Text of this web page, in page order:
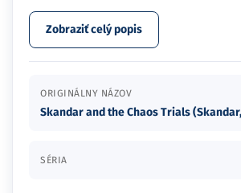
Zobraziť celý popis
ORIGINÁLNY NÁZOV
Skandar and the Chaos Trials
SÉRIA